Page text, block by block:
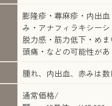
膨隆疹・蕁麻疹・内出
み・アナフィラキシーシ
脱力感・筋力低下・めま
頭痛・などの可能性があ
腫れ、内出血、赤みは
通常価格/